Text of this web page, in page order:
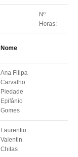
Nº
Horas:
Nome
Ana Filipa
Carvalho
Piedade
Epifânio
Gomes
Laurentiu
Valentin
Chitas